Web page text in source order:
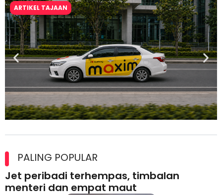
ARTIKEL TAJAAN
lesen separuh pertama 2026
PALING POPULAR
Jet peribadi terhempas, timbalan
menteri dan empat maut